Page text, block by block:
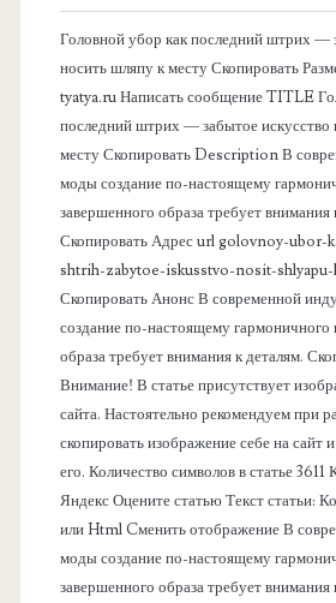
Головной убор как последний штрих —
носить шляпу к месту Скопировать
tyatya.ru Написать сообщение TITLE
последний штрих — забытое искусство
месту Скопировать Description В
моды создание по-настоящему
завершенного образа требует внимания
Скопировать Адрес url golovnoy-ubor-
shtrih-zabytoe-iskusstvo-nosit-
Скопировать Анонс В современной
создание по-настоящему гармоничного
образа требует внимания к деталям.
Внимание! В статье присутствует
сайта. Настоятельно рекомендуем при
скопировать изображение себе на сайт
его. Количество символов в статье 3611
Яндекс Оцените статью Текст статьи:
или Html Cменить отображение В
моды создание по-настоящему
завершенного образа требует внимания